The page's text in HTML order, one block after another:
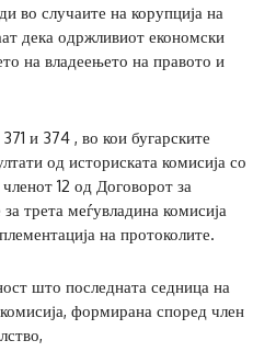
во случаите на корупција на
дека одржливиот економски
на владеењето на правото и
и 374 , во кои бугарските
од историската комисија со
12 од Договорот за
трета меѓувладина комисија
на протоколите.
што последната седница на
формирана според член